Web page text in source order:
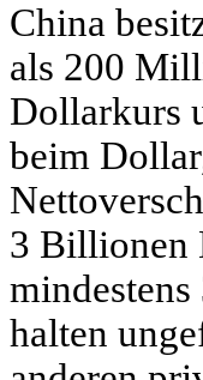
China
als 200
Dollarkurs
beim
3 Billionen
halten